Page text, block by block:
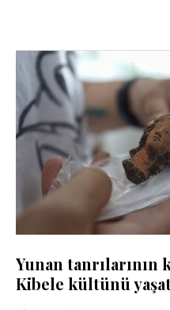
Yunan tanrılarının
Kibele kültünü